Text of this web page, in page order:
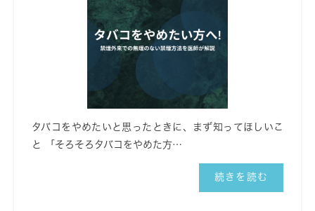
タバコをやめたいと思ったときに、まず知ってほしいこ
と 「そろそろタバコをやめた方…
続きを読む